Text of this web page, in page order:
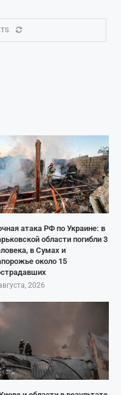
атака РФ по Украине: в
области погибли 3
в Сумах и
около 15
2026